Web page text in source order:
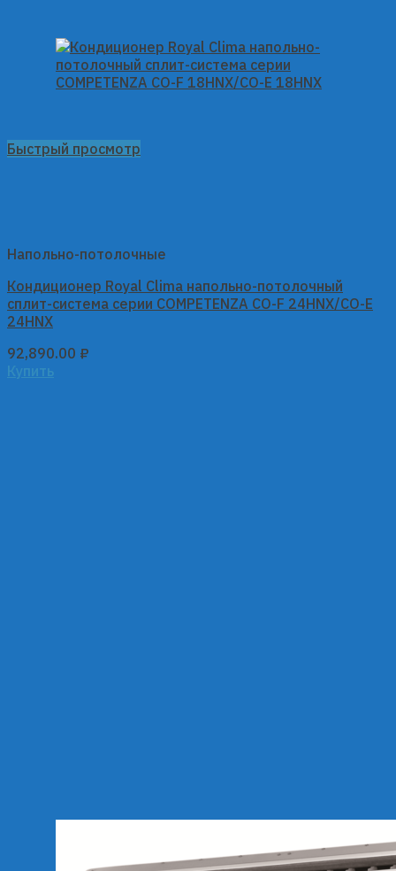
Быстрый просмотр
Напольно-потолочные
Кондиционер Royal Clima напольно-потолочный
сплит-система серии COMPETENZA CO-F 24HNX/CO-E
24HNX
92,890.00 ₽
Купить